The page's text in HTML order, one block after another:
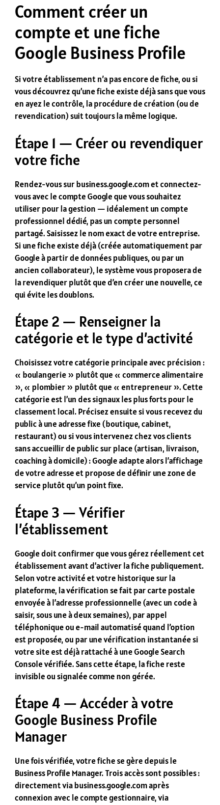
Comment créer un
compte et une fiche
Google Business Profile
Si votre établissement n’a pas encore de fiche, ou si
vous découvrez qu’une fiche existe déjà sans que vous
en ayez le contrôle, la procédure de création (ou de
revendication) suit toujours la même logique.
Étape 1 — Créer ou revendiquer
votre fiche
Rendez-vous sur business.google.com et connectez-
vous avec le compte Google que vous souhaitez
utiliser pour la gestion — idéalement un compte
professionnel dédié, pas un compte personnel
partagé. Saisissez le nom exact de votre entreprise.
Si une fiche existe déjà (créée automatiquement par
Google à partir de données publiques, ou par un
ancien collaborateur), le système vous proposera de
la revendiquer plutôt que d’en créer une nouvelle, ce
qui évite les doublons.
Étape 2 — Renseigner la
catégorie et le type d’activité
Choisissez votre catégorie principale avec précision :
« boulangerie » plutôt que « commerce alimentaire
», « plombier » plutôt que « entrepreneur ». Cette
catégorie est l’un des signaux les plus forts pour le
classement local. Précisez ensuite si vous recevez du
public à une adresse fixe (boutique, cabinet,
restaurant) ou si vous intervenez chez vos clients
sans accueillir de public sur place (artisan, livraison,
coaching à domicile) : Google adapte alors l’affichage
de votre adresse et propose de définir une zone de
service plutôt qu’un point fixe.
Étape 3 — Vérifier
l’établissement
Google doit confirmer que vous gérez réellement cet
établissement avant d’activer la fiche publiquement.
Selon votre activité et votre historique sur la
plateforme, la vérification se fait par carte postale
envoyée à l’adresse professionnelle (avec un code à
saisir, sous une à deux semaines), par appel
téléphonique ou e-mail automatisé quand l’option
est proposée, ou par une vérification instantanée si
votre site est déjà rattaché à une Google Search
Console vérifiée. Sans cette étape, la fiche reste
invisible ou signalée comme non gérée.
Étape 4 — Accéder à votre
Google Business Profile
Manager
Une fois vérifiée, votre fiche se gère depuis le
Business Profile Manager. Trois accès sont possibles :
directement via business.google.com après
connexion avec le compte gestionnaire, via